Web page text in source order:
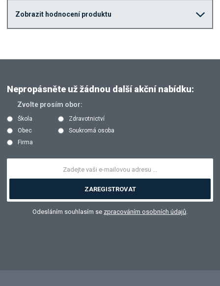
Zobrazit hodnocení produktu
Nepropásněte už žádnou další akční nabídku:
Zvolte prosím obor:
Škola
Zdravotnictví
Obec
Soukromá osoba
Firma
ZAREGISTROVAT
Odesláním souhlasím se zpracováním osobních údajů